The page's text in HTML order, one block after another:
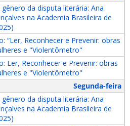
da disputa literária: Ana
na Academia Brasileira de
“Ler, Reconhecer e Prevenir: obras
e "Violentômetro"
Ler, Reconhecer e Prevenir: obras
e "Violentômetro"
Segunda-feira
da disputa literária: Ana
na Academia Brasileira de